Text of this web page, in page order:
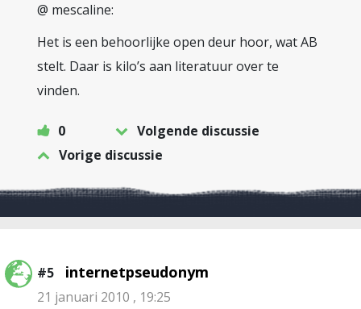
@ mescaline:
Het is een behoorlijke open deur hoor, wat AB
stelt. Daar is kilo’s aan literatuur over te
vinden.
0
Volgende discussie
Vorige discussie
#5 internetpseudonym
21 januari 2010 , 19:25